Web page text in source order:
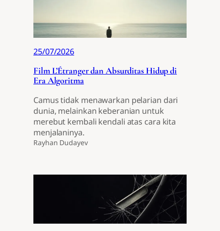
25/07/2026
Film L’Étranger dan Absurditas Hidup di
Era Algoritma
Camus tidak menawarkan pelarian dari
dunia, melainkan keberanian untuk
merebut kembali kendali atas cara kita
menjalaninya.
Rayhan Dudayev